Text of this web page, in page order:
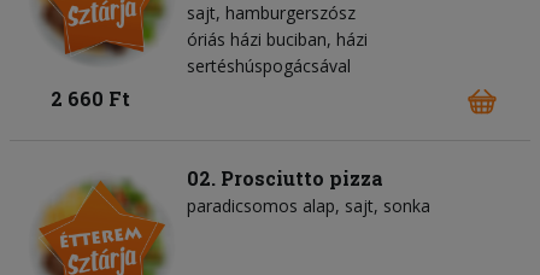
sajt hamburgerszósz
óriás házi buciban, házi
sertéshúspogácsával
2 660 Ft
02. Prosciutto pizza
paradicsomos alap sajt sonka